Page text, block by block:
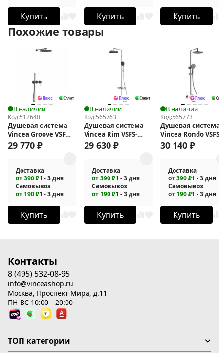
Купить Купить Купить
Похожие товары
В наличии
Код:512640
Душевая система
Vincea Groove VSFW-
4G01GM с
29 770 ₽
Доставка
от 390 ₽1 - 3 дня
Самовывоз
от 190 ₽1 - 3 дня
Купить
В наличии
Код:565763
Душевая система
Vincea Rim VSFS-
2RM1CH
29 630 ₽
Доставка
от 390 ₽1 - 3 дня
Самовывоз
от 190 ₽1 - 3 дня
Купить
В наличии
Код:565773
Душевая
Vincea Rondo
1R1GM
30 140 ₽
Доставка
от 390 ₽1 - 3 дня
Самовывоз
от 190 ₽1 - 3 дня
Купить
Контакты
8 (495) 532-08-95
info@vinceashop.ru
Москва, Проспект Мира, д.11
ПН-ВС 10:00—20:00
ТОП категории